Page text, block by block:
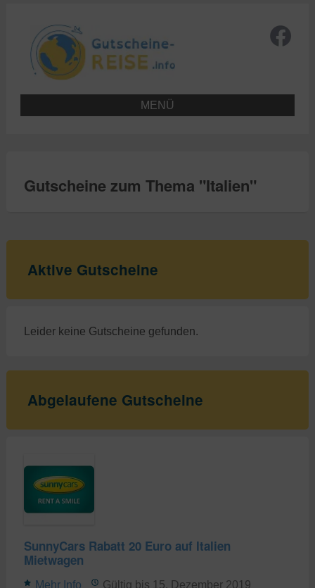
MENÜ
Gutscheine zum Thema "Italien"
Aktive Gutscheine
Leider keine Gutscheine gefunden.
Abgelaufene Gutscheine
SunnyCars Rabatt 20 Euro auf Italien
Mietwagen
Mehr Info
Gültig bis 15. Dezember 2019